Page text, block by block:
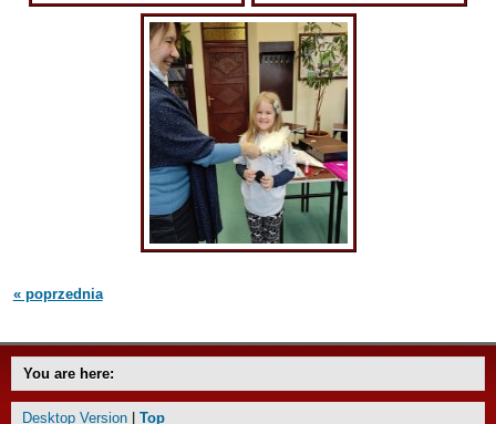
« poprzednia
You are here:
Desktop Version Top